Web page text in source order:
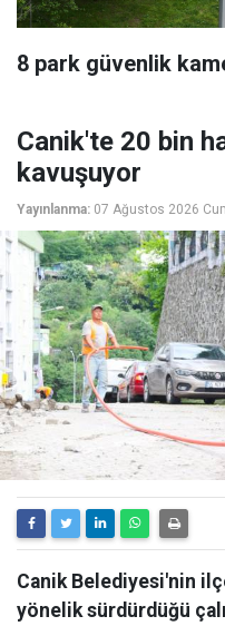
8 park güvenlik
Canik'te 20 bin
kavuşuyor
Yayınlanma: 07 Ağustos 2026
Canik Belediyesi'nin
yönelik sürdürdüğü